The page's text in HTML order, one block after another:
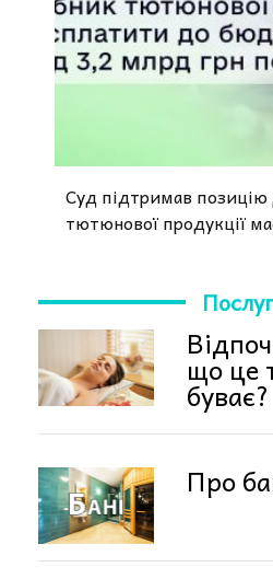
Суд підтримав
тютюнової продукції
що це
буває?
Про